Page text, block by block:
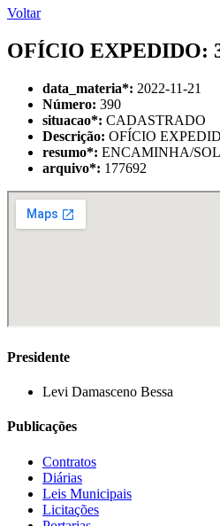
Voltar
OFÍCIO EXPEDIDO:
data_materia*: 2022-11-21
Número: 390
situacao*: CADASTRADO
Descrição: OFÍCIO
resumo*: ENCAMINHA/
arquivo*: 177692
Presidente
Levi Damasceno Bessa
Publicações
Contratos
Diárias
Leis Municipais
Licitações